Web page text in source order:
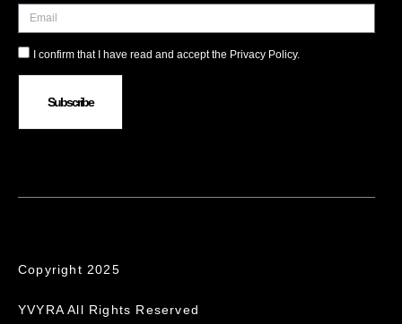
I confirm that I have read and accept the Privacy Policy.
Subscribe
Copyright 2025
YVYRA All Rights Reserved